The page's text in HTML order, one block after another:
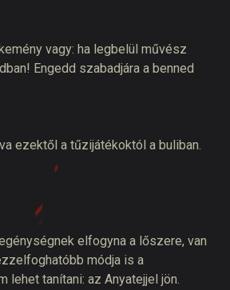
vagy: ha legbelül művész
Engedd szabadjára a benned
ezektől a tűzijátékoktól a buliban.
elfogyna a lőszere, van
módja is a
lehet tanítani: az Anyatejjel jön.